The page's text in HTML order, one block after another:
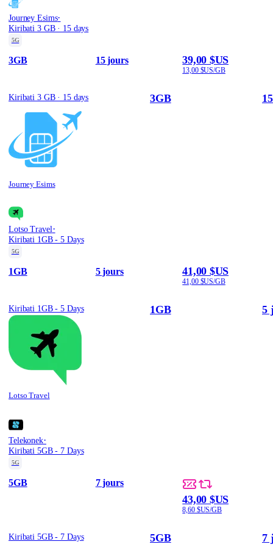
Journey Esims·
Kiribati 3 GB · 15 days
5G
3GB 15 jours 39,00 $US
13,00 $US/GB
Kiribati 3 GB · 15 days
Journey Esims
3GB
Lotso Travel ·
Kiribati 1GB - 5 Days
5G
1GB 5 jours 41,00 $US
41,00 $US/GB
Kiribati 1GB - 5 Days
Lotso Travel
1GB 5
Telekonek·
Kiribati 5GB - 7 Days
5G
5GB 7 jours
43,00 $US
8,60 $US/GB
Kiribati 5GB - 7 Days 5GB 7